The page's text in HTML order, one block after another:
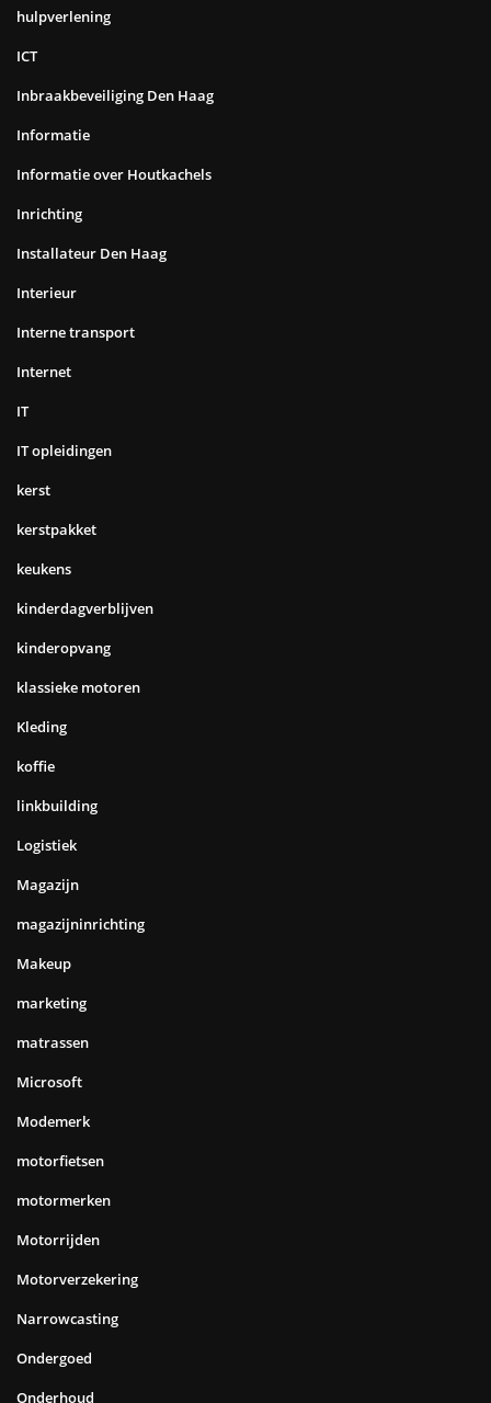
hulpverlening
ICT
Inbraakbeveiliging Den Haag
Informatie
Informatie over Houtkachels
Inrichting
Installateur Den Haag
Interieur
Interne transport
Internet
IT
IT opleidingen
kerst
kerstpakket
keukens
kinderdagverblijven
kinderopvang
klassieke motoren
Kleding
koffie
linkbuilding
Logistiek
Magazijn
magazijninrichting
Makeup
marketing
matrassen
Microsoft
Modemerk
motorfietsen
motormerken
Motorrijden
Motorverzekering
Narrowcasting
Ondergoed
Onderhoud